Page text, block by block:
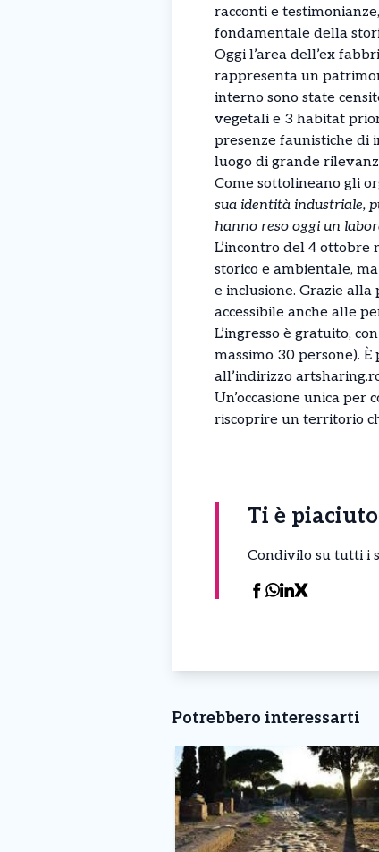
racconti e
fondamentale della
Oggi l’area dell’ex
rappresenta un
interno sono state
vegetali e 3 habitat
presenze faunistiche di
luogo di grande
Come sottolineano gli
sua identità industriale,
hanno reso oggi un
L’incontro del 4 ottobre
storico e ambientale,
e inclusione. Grazie alla
accessibile anche alle
L’ingresso è gratuito,
massimo 30 persone).
all’indirizzo
Un’occasione unica per
riscoprire un territorio
Ti è
Condivilo su tutti i
Potrebbero interessarti